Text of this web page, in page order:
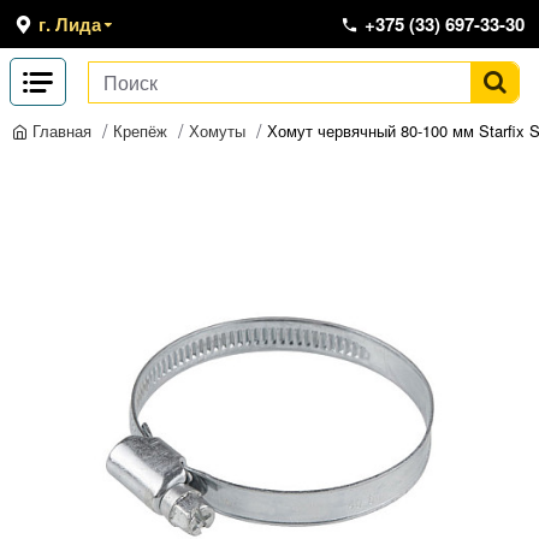
г. Лида +375 (33) 697-33-30
Главная Крепёж Хомуты Хомут червячный 80-100 мм Starfix